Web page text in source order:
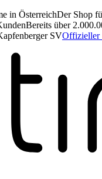
Der Shop
Bereits über
Offizieller